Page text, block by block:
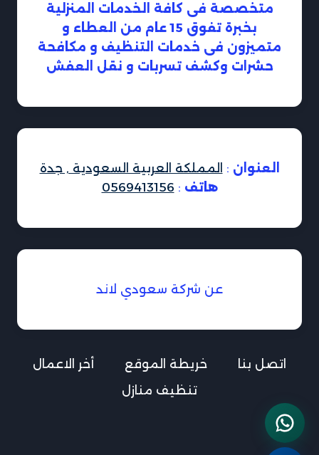
متخصصة فى كافة الخدمات المنزلية
بخبرة تفوق 15 عام من العطاء و
متميزون فى خدمات التنظيف و مكافحة
حشرات وكشف تسربات و نقل العفش
العنوان : المملكة العربية السعودية , جدة
هاتف :
0569413156
عن شركة سعودي لاند
اتصل بنا خريطة الموقع
أخر الاعمال
تنظيف منازل